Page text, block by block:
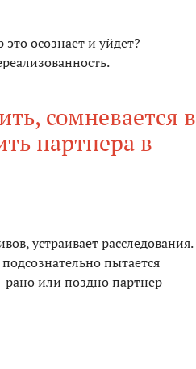
осознает и уйдет?
сомневается в
партнера в
устраивает расследования.
пытается
рано или поздно партнер